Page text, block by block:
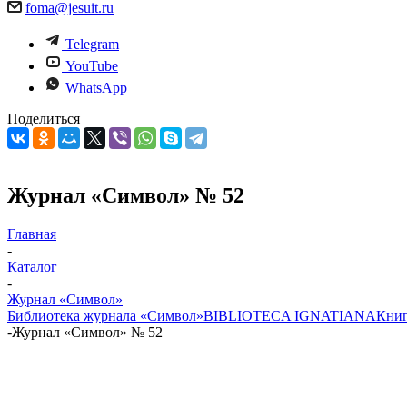
foma@jesuit.ru
Telegram
YouTube
WhatsApp
Поделиться
Журнал «Символ» № 52
Главная
-
Каталог
-
Журнал «Символ»
Библиотека журнала «Символ»BIBLIOTECA IGNATIANA
-Журнал «Символ» № 52